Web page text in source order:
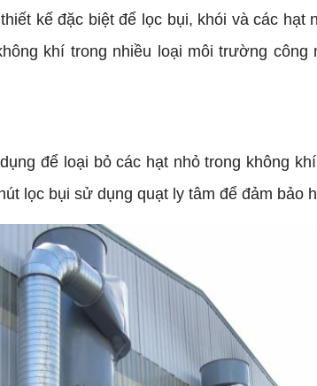
kế đặc biệt để lọc bụi, khói và các hạt
khí trong nhiều loại môi trường công
để loại bỏ các hạt nhỏ trong không
lọc bụi sử dụng quạt ly tâm để đảm bảo